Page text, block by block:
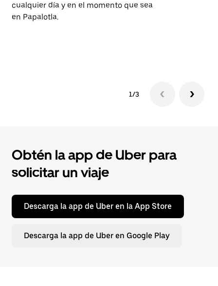
cualquier día y en el momento que sea
en Papalotla.
1/3
Obtén la app de Uber para
solicitar un viaje
Descarga la app de Uber en la App Store
Descarga la app de Uber en Google Play